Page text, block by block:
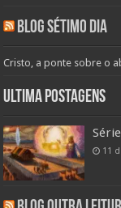
Blog Sétimo Dia
Cristo, a ponte sobre o
Ultima Postagens
11